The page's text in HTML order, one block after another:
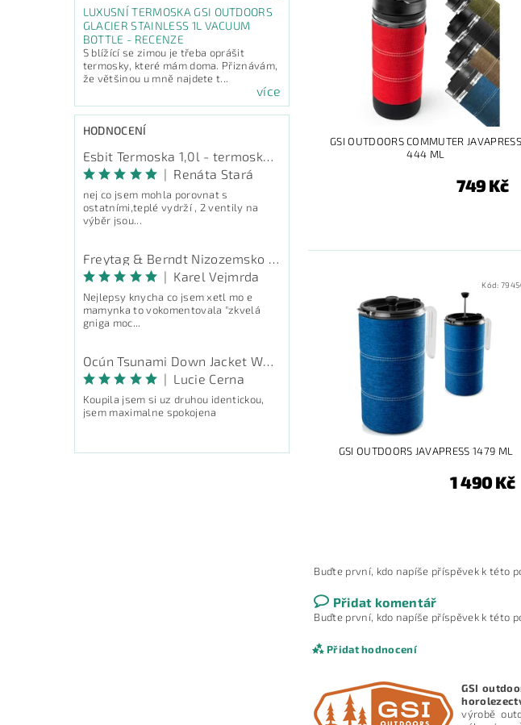
LUXUSNÍ TERMOSKA GSI OUTDOORS
GLACIER STAINLESS 1L VACUUM
BOTTLE - RECENZE
S blížící se zimou je třeba oprášit
termosky, které mám doma. Přiznávám,
že většinou u mně najdete t...
více
HODNOCENÍ
| Renáta Stará
nej co jsem mohla porovnat s
ostatními,teplé vydrží , 2 ventily na
výběr jsou...
| Karel Vejmrda
Nejlepsy knycha co jsem xetl mo e
mamynka to vokomentovala "zkvelá
gniga moc...
| Lucie Cerna
Koupila jsem si uz druhou identickou,
jsem maximalne spokojena
GSI OUTDOORS COMMUTER JAVAPRESS
444 ML
749 Kč
Kód:
GSI OUTDOORS JAVAPRESS 1479 ML
1 490 Kč
Buďte první, kdo napíše příspěvek k této
Přidat komentář
Buďte první, kdo napíše příspěvek k této
Přidat hodnocení
GSI
výrobě